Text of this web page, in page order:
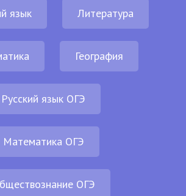
язык Литература
География
Русский язык ОГЭ
Математика ОГЭ
ОГЭ